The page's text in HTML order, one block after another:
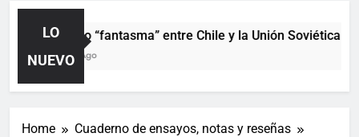
LO
NUEVO
El partido “fantasma” entre Chile y la Unión Soviética.
23 Horas Ago
Home
Cuaderno de ensayos, notas y reseñas